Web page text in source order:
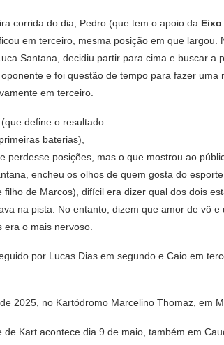
corrida do dia, Pedro (que tem o apoio da
em terceiro, mesma posição em que largou.
Santana, decidiu partir para cima e buscar a
e foi questão de tempo para fazer uma
em terceiro.
define o resultado
baterias),
perdesse posições, mas o que mostrou ao
encheu os olhos de quem gosta do
de Marcos), difícil era dizer qual dos dois
na pista. No entanto, dizem que amor de vô
o mais nervoso.
por Lucas Dias em segundo e Caio em
2025, no Kartódromo Marcelino Thomaz, em
Kart acontece dia 9 de maio, também em